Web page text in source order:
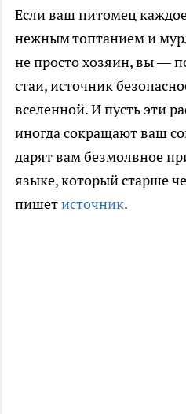
Если ваш питомец каждое
нежным топтанием и
не просто хозяин, вы —
стаи, источник
вселенной. И пусть эти
иногда сокращают ваш
дарят вам безмолвное
языке, который старше
пишетисточник.